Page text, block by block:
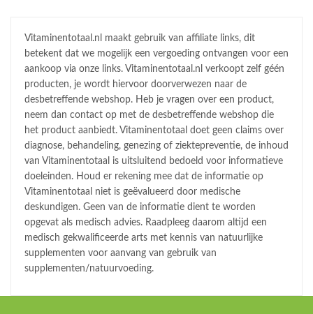
Vitaminentotaal.nl maakt gebruik van affiliate links, dit
betekent dat we mogelijk een vergoeding ontvangen voor een
aankoop via onze links. Vitaminentotaal.nl verkoopt zelf géén
producten, je wordt hiervoor doorverwezen naar de
desbetreffende webshop. Heb je vragen over een product,
neem dan contact op met de desbetreffende webshop die
het product aanbiedt. Vitaminentotaal doet geen claims over
diagnose, behandeling, genezing of ziektepreventie, de inhoud
van Vitaminentotaal is uitsluitend bedoeld voor informatieve
doeleinden. Houd er rekening mee dat de informatie op
Vitaminentotaal niet is geëvalueerd door medische
deskundigen. Geen van de informatie dient te worden
opgevat als medisch advies. Raadpleeg daarom altijd een
medisch gekwalificeerde arts met kennis van natuurlijke
supplementen voor aanvang van gebruik van
supplementen/natuurvoeding.